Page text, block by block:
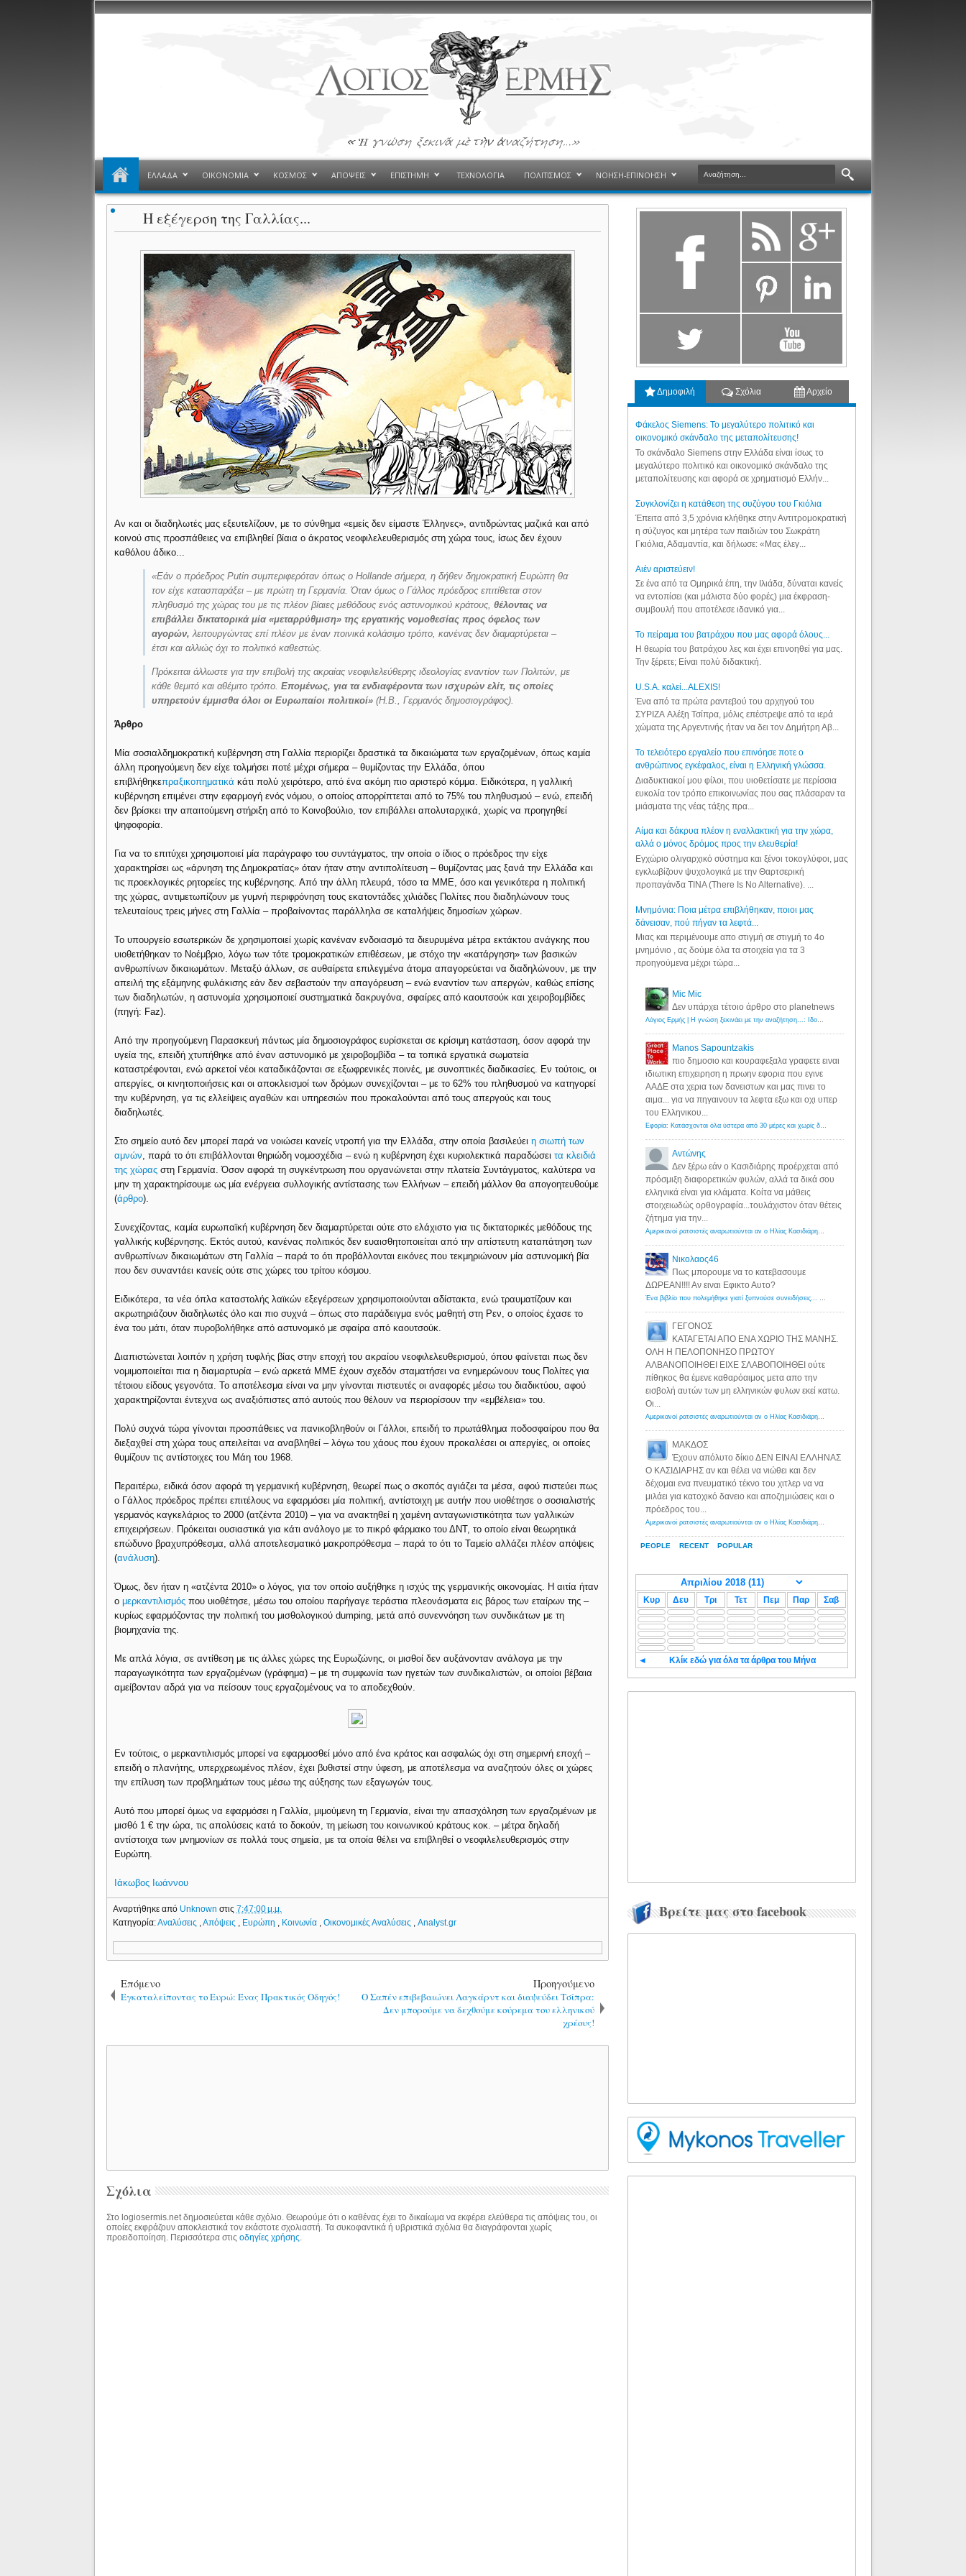
ΕΛΛΑΔΑ ΟΙΚΟΝΟΜΙΑ ΚΟΣΜΟΣ ΑΠΟΨΕΙΣ ΕΠΙΣΤΗΜΗ ΤΕΧΝΟΛΟΓΙΑ ΠΟΛΙΤΙΣΜΟΣ ΝΟΗΣΗ-ΕΠΙΝΟΗΣΗ
Η εξέγερση της Γαλλίας...
Αν και οι διαδηλωτές μας εξευτελίζουν, με το σύνθημα «εμείς δεν είμαστε Έλληνες», αντιδρώντας μαζικά και από
κοινού στις προσπάθειες να επιβληθεί βίαια ο άκρατος νεοφιλελευθερισμός στη χώρα τους, ίσως δεν έχουν
καθόλου άδικο...
«Εάν ο πρόεδρος Putin συμπεριφερόταν όπως ο Hollande σήμερα, η δήθεν δημοκρατική Ευρώπη θα
τον είχε κατασπαράξει – με πρώτη τη Γερμανία. Όταν όμως ο Γάλλος πρόεδρος επιτίθεται στον
πληθυσμό της χώρας του με τις πλέον βίαιες μεθόδους ενός αστυνομικού κράτους, θέλοντας να
επιβάλλει δικτατορικά μία «μεταρρύθμιση» της εργατικής νομοθεσίας προς όφελος των
αγορών, λειτουργώντας επί πλέον με έναν ποινικά κολάσιμο τρόπο, κανένας δεν διαμαρτύρεται –
έτσι και αλλιώς όχι το πολιτικό καθεστώς.
Πρόκειται άλλωστε για την επιβολή της ακραίας νεοφιλελεύθερης ιδεολογίας εναντίον των Πολιτών, με
κάθε θεμιτό και αθέμιτο τρόπο.Επομένως, για τα ενδιαφέροντα των ισχυρών ελίτ, τις οποίες
υπηρετούν έμμισθα όλοι οι Ευρωπαίοι πολιτικοί» (H.B., Γερμανός δημοσιογράφος).
Άρθρο
Μία σοσιαλδημοκρατική κυβέρνηση στη Γαλλία περιορίζει δραστικά τα δικαιώματα των εργαζομένων, όπως καμία
άλλη προηγούμενη δεν είχε τολμήσει ποτέ μέχρι σήμερα – θυμίζοντας την Ελλάδα, όπου
επιβλήθηκεπραξικοπηματικά κάτι πολύ χειρότερο, από ένα ακόμη πιο αριστερό κόμμα. Ειδικότερα, η γαλλική
κυβέρνηση επιμένει στην εφαρμογή ενός νόμου, ο οποίος απορρίπτεται από το 75% του πληθυσμού – ενώ, επειδή
δεν βρίσκει την απαιτούμενη στήριξη από το Κοινοβούλιο, τον επιβάλλει απολυταρχικά, χωρίς να προηγηθεί
ψηφοφορία.
Για να το επιτύχει χρησιμοποιεί μία παράγραφο του συντάγματος, την οποία ο ίδιος ο πρόεδρος την είχε
χαρακτηρίσει ως «άρνηση της Δημοκρατίας» όταν ήταν στην αντιπολίτευση – θυμίζοντας μας ξανά την Ελλάδα και
τις προεκλογικές ρητορείες της κυβέρνησης. Από την άλλη πλευρά, τόσο τα ΜΜΕ, όσο και γενικότερα η πολιτική
της χώρας, αντιμετωπίζουν με γυμνή περιφρόνηση τους εκατοντάδες χιλιάδες Πολίτες που διαδηλώνουν τους
τελευταίους τρεις μήνες στη Γαλλία – προβαίνοντας παράλληλα σε καταλήψεις δημοσίων χώρων.
Το υπουργείο εσωτερικών δε χρησιμοποιεί χωρίς κανέναν ενδοιασμό τα διευρυμένα μέτρα εκτάκτου ανάγκης που
υιοθετήθηκαν το Νοέμβριο, λόγω των τότε τρομοκρατικών επιθέσεων, με στόχο την «κατάργηση» των βασικών
ανθρωπίνων δικαιωμάτων. Μεταξύ άλλων, σε αυθαίρετα επιλεγμένα άτομα απαγορεύεται να διαδηλώνουν, με την
απειλή της εξάμηνης φυλάκισης εάν δεν σεβαστούν την απαγόρευση – ενώ εναντίον των απεργών, καθώς επίσης
των διαδηλωτών, η αστυνομία χρησιμοποιεί συστηματικά δακρυγόνα, σφαίρες από καουτσούκ και χειροβομβίδες
(πηγή: Faz).
Από την προηγούμενη Παρασκευή πάντως μία δημοσιογράφος ευρίσκεται σε κρίσιμη κατάσταση, όσον αφορά την
υγεία της, επειδή χτυπήθηκε από έναν αστυνομικό με χειροβομβίδα – τα τοπικά εργατικά σωματεία
καταστρέφονται, ενώ αρκετοί νέοι καταδικάζονται σε εξωφρενικές ποινές, με συνοπτικές διαδικασίες. Εν τούτοις, οι
απεργίες, οι κινητοποιήσεις και οι αποκλεισμοί των δρόμων συνεχίζονται – με το 62% του πληθυσμού να κατηγορεί
την κυβέρνηση, γα τις ελλείψεις αγαθών και υπηρεσιών που προκαλούνται από τους απεργούς και τους
διαδηλωτές.
Στο σημείο αυτό δεν μπορεί παρά να νοιώσει κανείς ντροπή για την Ελλάδα, στην οποία βασιλεύειη σιωπή των
αμνών, παρά το ότι επιβάλλονται θηριώδη νομοσχέδια – ενώ η κυβέρνηση έχει κυριολεκτικά παραδώσειτα κλειδιά
της χώρας στη Γερμανία. Όσον αφορά τη συγκέντρωση που οργανώνεται στην πλατεία Συντάγματος, καλύτερα να
μην τη χαρακτηρίσουμε ως μία ενέργεια συλλογικής αντίστασης των Ελλήνων – επειδή μάλλον θα απογοητευθούμε
(άρθρο).
Συνεχίζοντας, καμία ευρωπαϊκή κυβέρνηση δεν διαμαρτύρεται ούτε στο ελάχιστο για τις δικτατορικές μεθόδους της
γαλλικής κυβέρνησης. Εκτός αυτού, κανένας πολιτικός δεν ευαισθητοποιείται από την απίστευτη καταπάτηση των
ανθρωπίνων δικαιωμάτων στη Γαλλία – παρά το ότι προβάλλονται εικόνες που τεκμηριώνουν μία αστυνομική βία
που δεν συναντάει κανείς ούτε στις χώρες του τρίτου κόσμου.
Ειδικότερα, τα νέα όπλα καταστολής λαϊκών εξεγέρσεων χρησιμοποιούνται αδίστακτα, ενώ τραυματίζουν και
ακρωτηριάζουν διαδηλωτές όλο και πιο συχνά – όπως στο παράδειγμα ενός μαθητή στη Ρεν, ο οποίος έχασε το
ένα του μάτι, όταν πυροβολήθηκε από αστυνομικό με σφαίρα από καουτσούκ.
Διαπιστώνεται λοιπόν η χρήση τυφλής βίας στην εποχή του ακραίου νεοφιλελευθερισμού, όπου φαίνεται πως δεν
νομιμοποιείται πια η διαμαρτυρία – ενώ αρκετά ΜΜΕ έχουν σχεδόν σταματήσει να ενημερώνουν τους Πολίτες για
τέτοιου είδους γεγονότα. Το αποτέλεσμα είναι να μην γίνονται πιστευτές οι αναφορές μέσω του διαδικτύου, αφού
χαρακτηρίζονται έντεχνα ως αναξιόπιστες από αυτούς που θέλουν να περιορίσουν την «εμβέλεια» του.
Πολύ συχνά τώρα γίνονται προσπάθειες να πανικοβληθούν οι Γάλλοι, επειδή το πρωτάθλημα ποδοσφαίρου που θα
διεξαχθεί στη χώρα τους απειλείται να αναβληθεί – λόγω του χάους που έχουν προκαλέσει οι απεργίες, οι οποίες
θυμίζουν τις αντίστοιχες του Μάη του 1968.
Περαιτέρω, ειδικά όσον αφορά τη γερμανική κυβέρνηση, θεωρεί πως ο σκοπός αγιάζει τα μέσα, αφού πιστεύει πως
ο Γάλλος πρόεδρος πρέπει επιτέλους να εφαρμόσει μία πολιτική, αντίστοιχη με αυτήν που υιοθέτησε ο σοσιαλιστής
γερμανός καγκελάριος το 2000 (ατζέντα 2010) – για να ανακτηθεί η χαμένη ανταγωνιστικότητα των γαλλικών
επιχειρήσεων. Πρόκειται ουσιαστικά για κάτι ανάλογο με το πικρό φάρμακο του ΔΝΤ, το οποίο είναι θεωρητικά
επώδυνο βραχυπρόθεσμα, αλλά αποτελεσματικό μακροπρόθεσμα – παρά το ότι το Ταμείο αλλάζει πλέον απόψεις
(ανάλυση).
Όμως, δεν ήταν η «ατζέντα 2010» ο λόγος, για τον οποίο αυξήθηκε η ισχύς της γερμανικής οικονομίας. Η αιτία ήταν
ομερκαντιλισμός που υιοθέτησε, μέσω του οποίου παρήγαγε τεράστια πλεονάσματα εις βάρος των εταίρων της –
κυρίως εφαρμόζοντας την πολιτική του μισθολογικού dumping, μετά από συνεννόηση των συνδικάτων με τη
βιομηχανία της.
Με απλά λόγια, σε αντίθεση με τις άλλες χώρες της Ευρωζώνης, οι μισθοί δεν αυξάνονταν ανάλογα με την
παραγωγικότητα των εργαζομένων (γράφημα) – με τη συμφωνία των ηγετών των συνδικαλιστών, οι οποίοι βέβαια
αμείβονταν αδρά για να πείσουν τους εργαζομένους να το αποδεχθούν.
Εν τούτοις, ο μερκαντιλισμός μπορεί να εφαρμοσθεί μόνο από ένα κράτος και ασφαλώς όχι στη σημερινή εποχή –
επειδή ο πλανήτης, υπερχρεωμένος πλέον, έχει βυθιστεί στην ύφεση, με αποτέλεσμα να αναζητούν όλες οι χώρες
την επίλυση των προβλημάτων τους μέσω της αύξησης των εξαγωγών τους.
Αυτό που μπορεί όμως να εφαρμόσει η Γαλλία, μιμούμενη τη Γερμανία, είναι την απασχόληση των εργαζομένων με
μισθό 1 € την ώρα, τις απολύσεις κατά το δοκούν, τη μείωση του κοινωνικού κράτους κοκ. – μέτρα δηλαδή
αντίστοιχα των μνημονίων σε πολλά τους σημεία, με τα οποία θέλει να επιβληθεί ο νεοφιλελευθερισμός στην
Ευρώπη.
Ιάκωβος Ιωάννου
Αναρτήθηκε από Unknownστις7:47:00 μ.μ.
Κατηγορία:Αναλύσεις ,Απόψεις Ευρώπη Κοινωνία ,Οικονομικές Αναλύσεις ,Analyst.gr
Επόμενο
Εγκαταλείποντας το Ευρώ: Ένας Πρακτικός Οδηγός!
Προηγούμενο
Ο Σαπέν επιβεβαιώνει Λαγκάρντ και διαψεύδει Τσίπρα:
Δεν μπορούμε να δεχθούμε κούρεμα του ελληνικού
χρέους!
Σχόλια
Στο logiosermis.net δημοσιεύεται κάθε σχόλιο. Θεωρούμε ότι ο καθένας έχει το δικαίωμα να εκφέρει ελεύθερα τις απόψεις του, οι
οποίες εκφράζουν αποκλειστικά τον εκάστοτε σχολιαστή. Τα συκοφαντικά ή υβριστικά σχόλια θα διαγράφονται χωρίς
προειδοποίηση. Περισσότερα στιςοδηγίες χρήσης
Δημοφιλή Σχόλια Αρχείο
Φάκελος Siemens: Το μεγαλύτερο πολιτικό και
οικονομικό σκάνδαλο της μεταπολίτευσης!
Το σκάνδαλο Siemens στην Ελλάδα είναι ίσως το
μεγαλύτερο πολιτικό και οικονομικό σκάνδαλο της
μεταπολίτευσης και αφορά σε χρηματισμό Ελλήν...
Συγκλονίζει η κατάθεση της συζύγου του Γκιόλια
Έπειτα από 3,5 χρόνια κλήθηκε στην Αντιτρομοκρατική
η σύζυγος και μητέρα των παιδιών του Σωκράτη
Γκιόλια, Αδαμαντία, και δήλωσε: «Μας έλεγ...
Aιέν αριστεύειν!
Σε ένα από τα Ομηρικά έπη, την Ιλιάδα, δύναται κανείς
να εντοπίσει (και μάλιστα δύο φορές) μια έκφραση-
συμβουλή που αποτέλεσε ιδανικό για...
Το πείραμα του βατράχου που μας αφορά όλους...
Η θεωρία του βατράχου λες και έχει επινοηθεί για μας.
Την ξέρετε; Είναι πολύ διδακτική.
U.S.A. καλεί...ALEXIS!
Ένα από τα πρώτα ραντεβού του αρχηγού του
ΣΥΡΙΖΑ Αλέξη Τσίπρα, μόλις επέστρεψε από τα ιερά
χώματα της Αργεντινής ήταν να δει τον Δημήτρη Αβ...
Το τελειότερο εργαλείο που επινόησε ποτε ο
ανθρώπινος εγκέφαλος, είναι η Ελληνική γλώσσα.
Διαδυκτιακοί μου φίλοι, που υιοθετίσατε με περίσσια
ευκολία τον τρόπο επικοινωνίας που σας πλάσαραν τα
μιάσματα της νέας τάξης πρα...
Αίμα και δάκρυα πλέον η εναλλακτική για την χώρα,
αλλά ο μόνος δρόμος προς την ελευθερία!
Εγχώριο ολιγαρχικό σύστημα και ξένοι τοκογλύφοι, μας
εγκλωβίζουν ψυχολογικά με την Θαρτσερική
προπαγάνδα TINA (There Is No Alternative). ...
Μνημόνια: Ποια μέτρα επιβλήθηκαν, ποιοι μας
δάνεισαν, πού πήγαν τα λεφτά...
Μιας και περιμένουμε απο στιγμή σε στιγμή το 4ο
μνημόνιο , ας δούμε όλα τα στοιχεία για τα 3
προηγούμενα μέχρι τώρα...
PEOPLE RECENT POPULAR
Mic Mic
Δεν υπάρχει τέτοιο άρθρο στο planetnews
Λόγιος Ερμής | Η γνώση ξεκινάει με την αναζήτηση...: Ιδού οι 18 που χρωστούν 11 δις ευρώ!
Manos Sapountzakis
πιο δημοσιο και κουραφεξαλα γραφετε ειναι
ιδιωτικη επιχειρηση η πρωην εφορια που εγινε
ΑΑΔΕ στα χερια των δανειστων και μας πινει το
αιμα... για να πηγαινουν τα λεφτα εξω και οχι υπερ
του Ελληνικου...
Εφορία: Κατάσχονται όλα ύστερα από 30 μέρες και χωρίς δικαστικές αποφάσεις - Λόγιος Ερμής
Αντώνης
Δεν ξέρω εάν ο Κασιδιάρης προέρχεται από
πρόσμιξη διαφορετικών φυλών, αλλά τα δικά σου
ελληνικά είναι για κλάματα. Κοίτα να μάθεις
στοιχειωδώς ορθογραφία...τουλάχιστον όταν θέτεις
ζήτημα για την...
Αμερικανοί ρατσιστές αναρωτιούνται αν ο Ηλίας Κασιδιάρης ανήκει στη λευκή φυλή... - Λόγιος Ερμής
Νικολαος46
Πως μπορουμε να το κατεβασουμε
ΔΩΡΕΑΝ!!!! Αν ειναι Εφικτο Αυτο?
Ένα βιβλίο που πολεμήθηκε γιατί ξυπνούσε συνειδήσεις... - Λόγιος Ερμής | Η γνώση ξεκινάει με την αναζήτηση...
ΓΕΓΟΝΟΣ
ΚΑΤΑΓΕΤΑΙ ΑΠΟ ΕΝΑ ΧΩΡΙΟ ΤΗΣ ΜΑΝΗΣ.
ΟΛΗ Η ΠΕΛΟΠΟΝΗΣΟ ΠΡΩΤΟΥ
ΑΛΒΑΝΟΠΟΙΗΘΕΙ ΕΙΧΕ ΣΛΑΒΟΠΟΙΗΘΕΙ ούτε
πίθηκος θα έμενε καθαρόαιμος μετα απο την
εισβολή αυτών των μη ελληνικών φυλων εκεί κατω.
Οι...
Αμερικανοί ρατσιστές αναρωτιούνται αν ο Ηλίας Κασιδιάρης ανήκει στη λευκή φυλή... - Λόγιος Ερμής
ΜΑΚΔΟΣ
Έχουν απόλυτο δίκιο ΔΕΝ ΕΙΝΑΙ ΕΛΛΗΝΑΣ
Ο ΚΑΣΙΔΙΑΡΗΣ αν και θέλει να νιώθει και δεν
δέχομαι ενα πνευματικό τέκνο του χιτλερ να να
μιλάει για κατοχικό δανειο και αποζημιώσεις και ο
πρόεδρος του...
Αμερικανοί ρατσιστές αναρωτιούνται αν ο Ηλίας Κασιδιάρης ανήκει στη λευκή φυλή... - Λόγιος Ερμής
Κυρ Δευ Τρι Τετ Πεμ Παρ Σαβ
◄ Κλίκ εδώ για όλα τα άρθρα του Μήνα
Βρείτε μας στο facebook